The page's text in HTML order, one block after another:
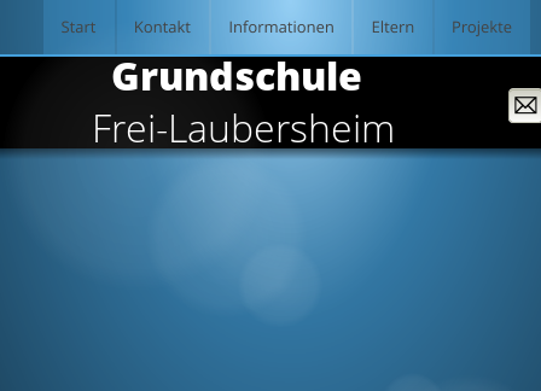
  Grundschule
Frei-Laubersheim